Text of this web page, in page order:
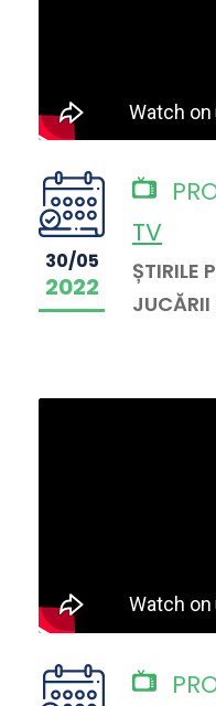
30/05
2022
TV
ȘTIRILE
JUCĂRII